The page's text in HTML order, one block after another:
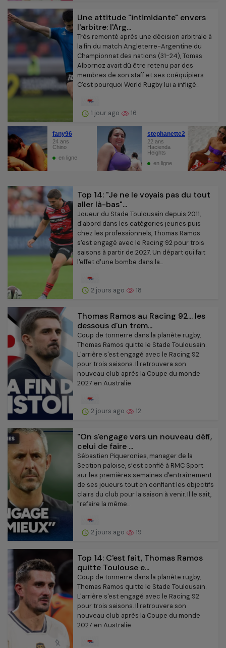
Une attitude "intimidante" envers
l'arbitre: l'Arg...
Très remonté après une décision arbitrale à
la fin du match Angleterre-Argentine du
Championnat des nations (31-24), Tomas
Albornoz avait dû être retenu par des
membres de son staff et ses coéquipiers.
C'est pourquoi World Rugby lui a infligé...
1 jour ago 16
Top 14: "Je ne le voyais pas du tout
aller là-bas"...
Joueur du Stade Toulousain depuis 2011,
d'abord dans les catégories jeunes puis
chez les professionnels, Thomas Ramos
s'est engagé avec le Racing 92 pour trois
saisons à partir de 2027. Un départ qui fait
l'effet d'une bombe dans la...
2 jours ago 18
Thomas Ramos au Racing 92... les
dessous d'un trem...
Coup de tonnerre dans la planète rugby,
Thomas Ramos quitte le Stade Toulousain.
L'arrière s'est engagé avec le Racing 92
pour trois saisons. Il retrouvera son
nouveau club après la Coupe du monde
2027 en Australie.
2 jours ago 12
"On s'engage vers un nouveau défi,
celui de faire ...
Sébastien Piqueronies, manager de la
Section paloise, s’est confié à RMC Sport
sur les premières semaines d'entraînement
de ses joueurs tout en confiant les objectifs
clairs du club pour la saison à venir. Il le sait,
"refaire la même...
2 jours ago 19
Top 14: C'est fait, Thomas Ramos
quitte Toulouse e...
Coup de tonnerre dans la planète rugby,
Thomas Ramos quitte le Stade Toulousain.
L'arrière s'est engagé avec le Racing 92
pour trois saisons. Il retrouvera son
nouveau club après la Coupe du monde
2027 en Australie.